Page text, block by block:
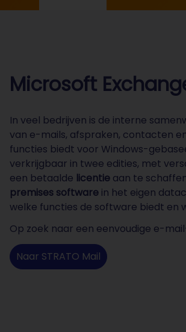
Microsoft
In veel bedrijven is de interne
van e-mails, afspraken, contacten
functies biedt voor Windows-
verkrijgbaar in twee edities, met
een betaalde licentie aan te
premises software in het eigen
welke functies de software biedt en
Op zoek naar een eenvoudige e-
Naar STRATO Mail